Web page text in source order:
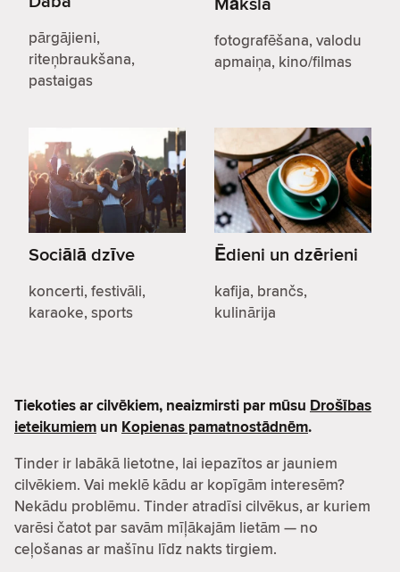
pārgājieni,
riteņbraukšana,
pastaigas
fotografēšana, valodu
apmaiņa, kino/filmas
Sociālā dzīve
koncerti, festivāli,
karaoke, sports
Ēdieni un dzērieni
kafija, brančs,
kulinārija
Tiekoties ar cilvēkiem, neaizmirsti par mūsu Drošības
ieteikumiem un Kopienas pamatnostādnēm.
Tinder ir labākā lietotne, lai iepazītos ar jauniem
cilvēkiem. Vai meklē kādu ar kopīgām interesēm?
Nekādu problēmu. Tinder atradīsi cilvēkus, ar kuriem
varēsi čatot par savām mīļākajām lietām — no
ceļošanas ar mašīnu līdz nakts tirgiem.